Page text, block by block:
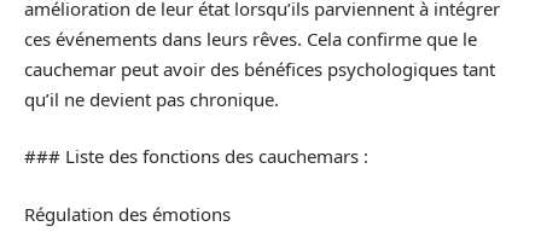
amélioration de leur état lorsqu’ils parviennent à intégrer
ces événements dans leurs rêves. Cela confirme que le
cauchemar peut avoir des bénéfices psychologiques tant
qu’il ne devient pas chronique.
### Liste des fonctions des cauchemars :
Régulation des émotions